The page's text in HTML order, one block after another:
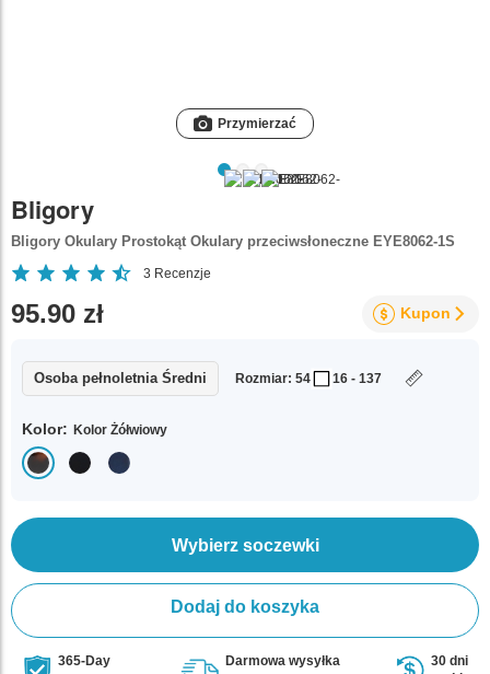
Przymierzać
Bligory
Bligory Okulary Prostokąt Okulary przeciwsłoneczne EYE8062-1S
3 Recenzje
95.90 zł Kupon
Osoba pełnoletnia Średni Rozmiar: 54 16 - 137
Kolor: Kolor Żółwiowy
Wybierz soczewki
Dodaj do koszyka
365-Day
Darmowa wysyłka
30 dni